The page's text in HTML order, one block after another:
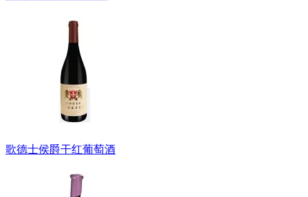
歌德士侯爵干红葡萄酒